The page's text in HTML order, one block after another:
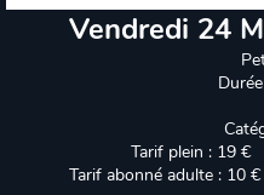
Vendredi 24
Tarif plein : 19
Tarif abonné adulte :